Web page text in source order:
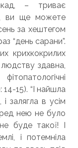
– триває
ви ще можете
за хештегом
“день сарани”.
крихкокрилих
здавна,
15). “І найшла
залягла в усім
нею не було
буде такої! І
і потемніла